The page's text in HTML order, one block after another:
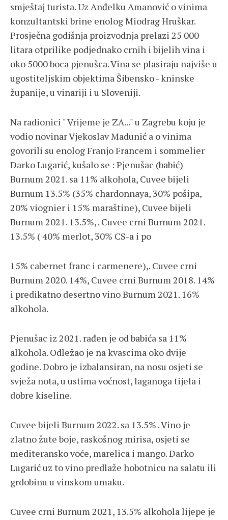
smještaj turista. Uz Anđelku Amanović o vinima
konzultantski brine enolog Miodrag Hruškar.
Prosječna godišnja proizvodnja prelazi 25 000
litara otprilike podjednako crnih i bijelih vina i
oko 5000 boca pjenušca. Vina se plasiraju najviše u
ugostiteljskim objektima Šibensko - kninske
županije, u vinariji i u Sloveniji.
Na radionici " Vrijeme je ZA..." u Zagrebu koju je
vodio novinar Vjekoslav Madunić a o vinima
govorili su enolog Franjo Francem i sommelier
Darko Lugarić, kušalo se : Pjenušac (babić)
Burnum 2021. sa 11% alkohola, Cuvee bijeli
Burnum 13.5% (35% chardonnaya, 30% pošipa,
20% viognier i 15% maraštine), Cuvee bijeli
Burnum 2021. 13.5%, . Cuvee crni Burnum 2021.
13.5% ( 40% merlot, 30% CS-a i po
15% cabernet franc i carmenere),. Cuvee crni
Burnum 2020. 14%, Cuvee crni Burnum 2018. 14%
i predikatno desertno vino Burnum 2021. 16%
alkohola.
Pjenušac iz 2021. rađen je od babića sa 11%
alkohola. Odležao je na kvascima oko dvije
godine. Dobro je izbalansiran, na nosu osjeti se
svježa nota, u ustima voćnost, laganoga tijela i
dobre kiseline.
Cuvee bijeli Burnum 2022. sa 13.5% . Vino je
zlatno žute boje, raskošnog mirisa, osjeti se
mediteransko voće, marelica i mango. Darko
Lugarić uz to vino predlaže hobotnicu na salatu ili
grdobinu u vinskom umaku.
Cuvee crni Burnum 2021, 13.5% alkohola lijepe je